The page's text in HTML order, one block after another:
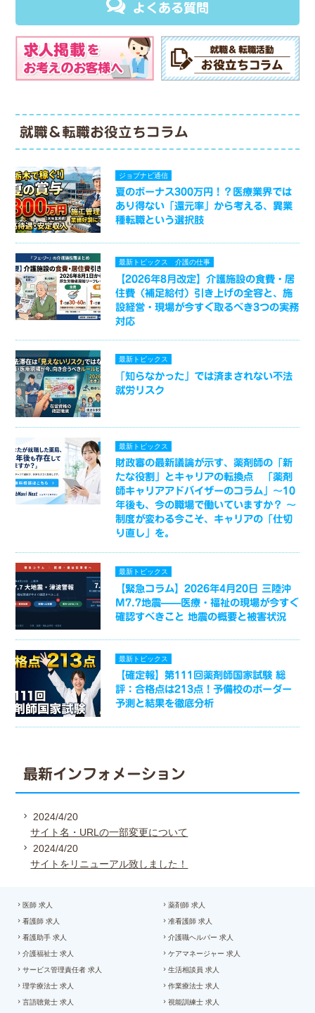
よくある質問
就職＆転職お役立ちコラム
ジョブナビ通信
夏のボーナス300万円！？医療業界では
あり得ない「還元率」から考える、異業
種転職という選択肢
最新トピックス 介護の仕事
【2026年8月改定】介護施設の食費・居
住費（補足給付）引き上げの全容と、施
設経営・現場が今すぐ取るべき3つの実務
対応
最新トピックス
「知らなかった」では済まされない不法
就労リスク
最新トピックス
財政審の最新議論が示す、薬剤師の「新
たな役割」とキャリアの転換点 「薬剤
師キャリアアドバイザーのコラム」～10
年後も、今の職場で働いていますか？ ～
制度が変わる今こそ、キャリアの「仕切
り直し」を。
最新トピックス
【緊急コラム】2026年4月20日 三陸沖
M7.7地震——医療・福祉の現場が今すぐ
確認すべきこと 地震の概要と被害状況
最新トピックス
【確定報】第111回薬剤師国家試験 総
評：合格点は213点！予備校のボーダー
予測と結果を徹底分析
最新インフォメーション
2024/4/20
サイト名・URLの一部変更について
2024/4/20
サイトをリニューアル致しました！
医師 求人 薬剤師 求人
看護師 求人 准看護師 求人
看護助手 求人 介護職ヘルパー 求人
介護福祉士 求人 ケアマネージャー 求人
サービス管理責任者 求人 生活相談員 求人
理学療法士 求人 作業療法士 求人
言語聴覚士 求人 視能訓練士 求人